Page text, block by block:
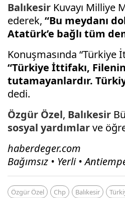
Balıkesir Kuvayı Milliye
ederek, “Bu meydanı
Atatürk’e bağlı tüm
Konuşmasında “Türkiye
“Türkiye İttifakı, Filenin
tutamayanlardır.
dedi.
Özgür Özel, Balıkesir
sosyal yardımlarve
haberdeger.com
Bağımsız • Yerli •
Özgür Özel Chp Balıkesir